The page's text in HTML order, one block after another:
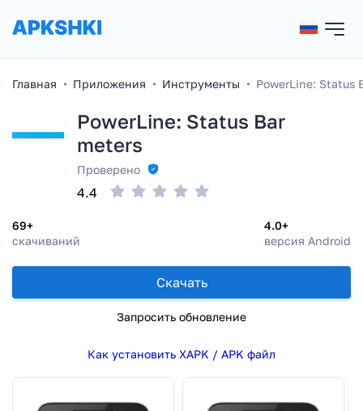
Главная Приложения Инструменты PowerLine: Status
PowerLine: Status Bar
meters
Проверено
69+
скачиваний
4.0+
версия Android
4.4
Скачать
Запросить обновление
Как установить XAPK / APK файл